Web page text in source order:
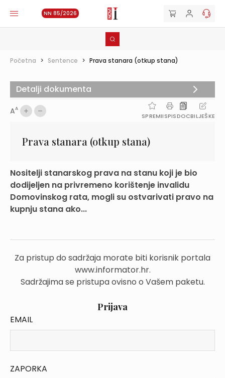
NN 85/2026
Početna > Sentence > Prava stanara (otkup stana)
AA
SPREMIISPISDOCBILJEŠKE
Prava stanara (otkup stana)
Nositelji stanarskog prava na stanu koji je bio
dodijeljen na privremeno korištenje invalidu
Domovinskog rata, mogli su ostvarivati pravo na
kupnju stana ako...
Za pristup do sadržaja morate biti korisnik portala
www.informator.hr.
Sadržajima se pristupa ovisno o Vašem paketu.
Prijava
EMAIL
ZAPORKA
Detalji dokumenta